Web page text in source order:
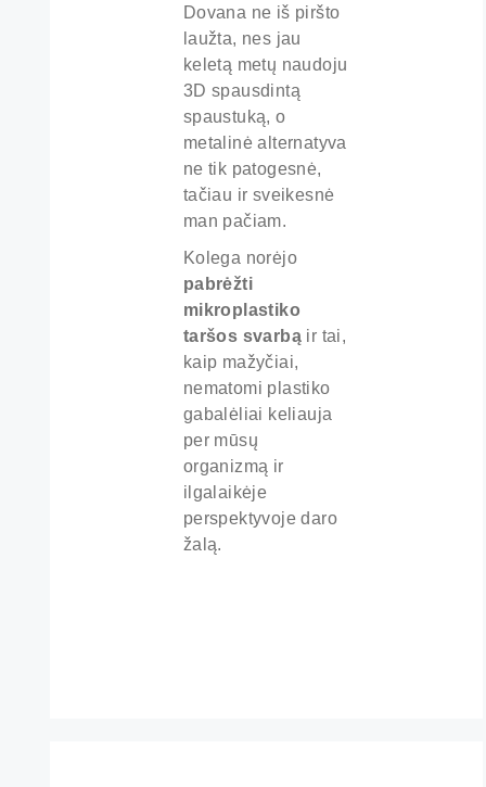
Dovana ne iš piršto
laužta, nes jau
keletą metų naudoju
3D spausdintą
spaustuką, o
metalinė alternatyva
ne tik patogesnė,
tačiau ir sveikesnė
man pačiam.
Kolega norėjo
pabrėžti
mikroplastiko
taršos svarbą ir tai,
kaip mažyčiai,
nematomi plastiko
gabalėliai keliauja
per mūsų
organizmą ir
ilgalaikėje
perspektyvoje daro
žalą.